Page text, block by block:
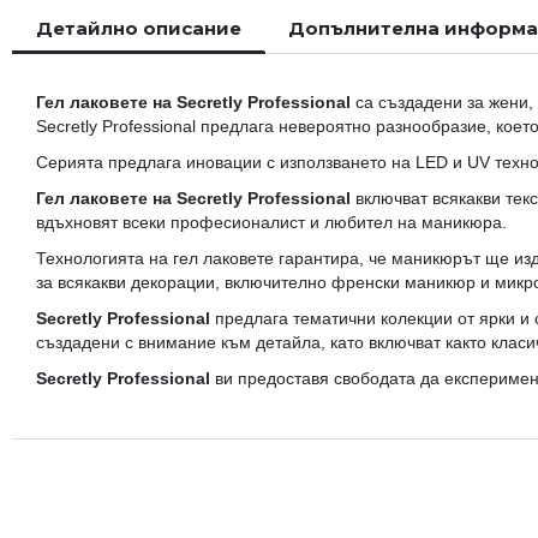
началото
със
снимки
Детайлно описание
Гел лаковете на Secretly Professional са създадени за жени,
Secretly Professional предлага невероятно разнообразие,
Серията предлага иновации с използването на LED и UV
Гел лаковете на Secretly Professional включват всякакви
вдъхновят всеки професионалист и любител на маникюра.
Технологията на гел лаковете гарантира, че маникюрът ще
за всякакви декорации, включително френски маникюр и
Secretly Professional предлага тематични колекции от ярки
създадени с внимание към детайла, като включват както
Secretly Professional ви предоставя свободата да
Допълнителна